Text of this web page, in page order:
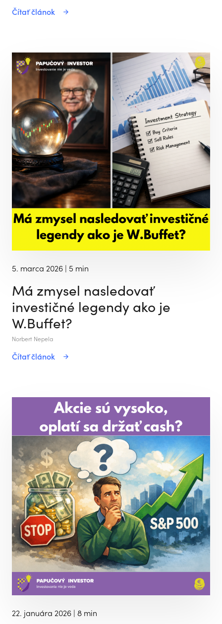
Čítať článok
5. marca 2026 | 5 min
Má zmysel nasledovať
investičné legendy ako je
W.Buffet?
Norbert Nepela
Čítať článok
22. januára 2026 | 8 min